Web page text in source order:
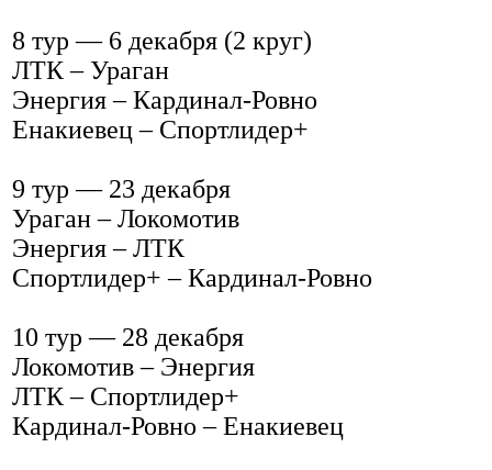
8 тур — 6 декабря (2 круг)
ЛТК – Ураган
Энергия – Кардинал-Ровно
Енакиевец – Спортлидер+
9 тур — 23 декабря
Ураган – Локомотив
Энергия – ЛТК
Спортлидер+ – Кардинал-Ровно
10 тур — 28 декабря
Локомотив – Энергия
ЛТК – Cпортлидер+
Кардинал-Ровно – Енакиевец